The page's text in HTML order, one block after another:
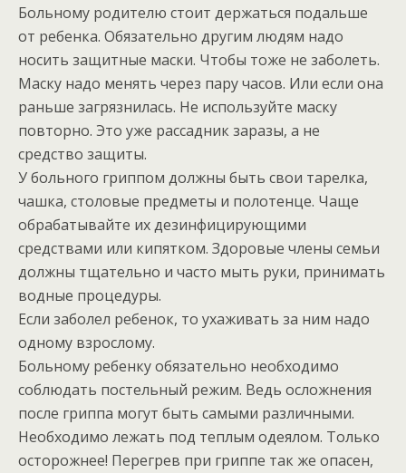
Больному родителю стоит держаться подальше
от ребенка. Обязательно другим людям надо
носить защитные маски. Чтобы тоже не заболеть.
Маску надо менять через пару часов. Или если она
раньше загрязнилась. Не используйте маску
повторно. Это уже рассадник заразы, а не
средство защиты.
У больного гриппом должны быть свои тарелка,
чашка, столовые предметы и полотенце. Чаще
обрабатывайте их дезинфицирующими
средствами или кипятком. Здоровые члены семьи
должны тщательно и часто мыть руки, принимать
водные процедуры.
Если заболел ребенок, то ухаживать за ним надо
одному взрослому.
Больному ребенку обязательно необходимо
соблюдать постельный режим. Ведь осложнения
после гриппа могут быть самыми различными.
Необходимо лежать под теплым одеялом. Только
осторожнее! Перегрев при гриппе так же опасен,